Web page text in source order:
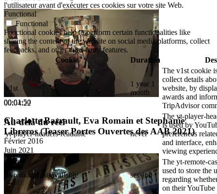
00:01:50
Charlotte Barrault, Eva Romain et Stephanie
Libreros (Teaser Portes Ouvertes des AAB 2021)
Juin 2021
00:04:22
Au-delà du réel
Février 2016
l'utilisateur avant d'exécuter ces cookies sur votre site Web.
Functional
Functional
Functional cookies help to perform certain functionalities like
sharing the content of the website on social media platforms, collect
feedbacks, and other third-party features.
Cookie
Duration
v1st
1 year 1
month
The v1st cookie
collect details
website, by
awards and
TripAdvisor
yt-player-headers-readable never
The yt-player-
is used by
preferences
and interface,
viewing
yt-remote-cast-available session
The yt-remote-
used to store the
regarding
on their